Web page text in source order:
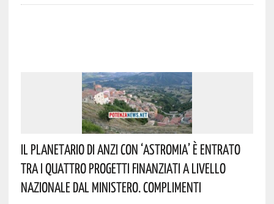
Il Planetario Di Anzi Con ‘Astromia’ È Entrato
Tra I Quattro Progetti Finanziati A Livello
Nazionale Dal Ministero. Complimenti